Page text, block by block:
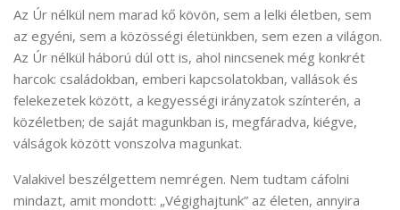
Az Úr nélkül nem marad kő kövön, sem a lelki életben, sem
az egyéni, sem a közösségi életünkben, sem ezen a világon.
Az Úr nélkül háború dúl ott is, ahol nincsenek még konkrét
harcok: családokban, emberi kapcsolatokban, vallások és
felekezetek között, a kegyességi irányzatok színterén, a
közéletben; de saját magunkban is, megfáradva, kiégve,
válságok között vonszolva magunkat.
Valakivel beszélgettem nemrégen. Nem tudtam cáfolni
mindazt, amit mondott: „Végighajtunk” az életen, annyira